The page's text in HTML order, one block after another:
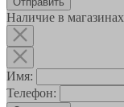
Наличие в магазинах
Имя:
Телефон: